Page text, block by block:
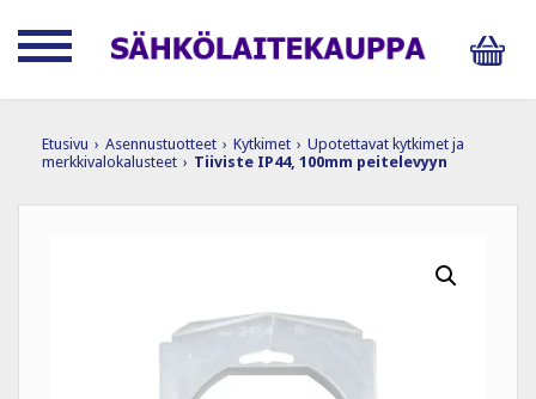
Etusivu › Asennustuotteet › Kytkimet › Upotettavat kytkimet ja
merkkivalokalusteet › Tiiviste IP44, 100mm peitelevyyn